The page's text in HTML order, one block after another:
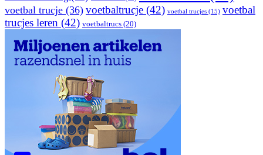
voetbal trucje (36) voetbaltrucje (42) voetbal trucjes (15) voetbal
trucjes leren (42) voetbaltrucs (20)